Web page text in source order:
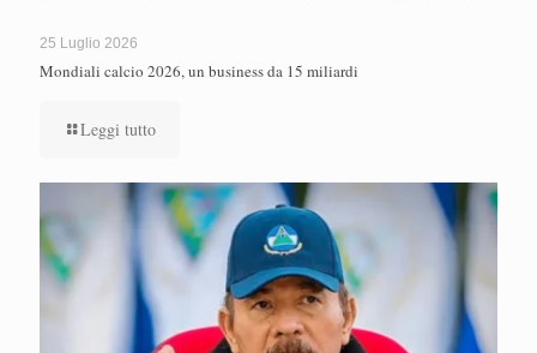
25 Luglio 2026
Mondiali calcio 2026, un business da 15 miliardi
Leggi tutto